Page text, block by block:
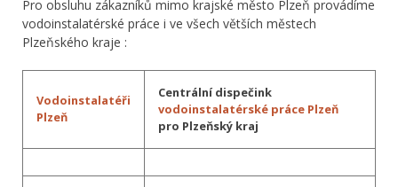
Pro obsluhu zákazníků mimo krajské město Plzeň provádíme
vodoinstalatérské práce i ve všech větších městech
Plzeňského kraje :
Vodoinstalatéři
Plzeň
Centrální dispečink
vodoinstalatérské práce Plzeň
pro Plzeňský kraj